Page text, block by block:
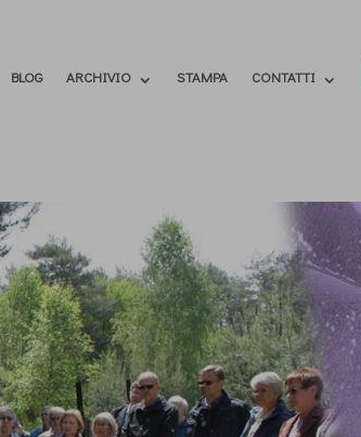
BLOG ARCHIVIO STAMPA CONTATTI